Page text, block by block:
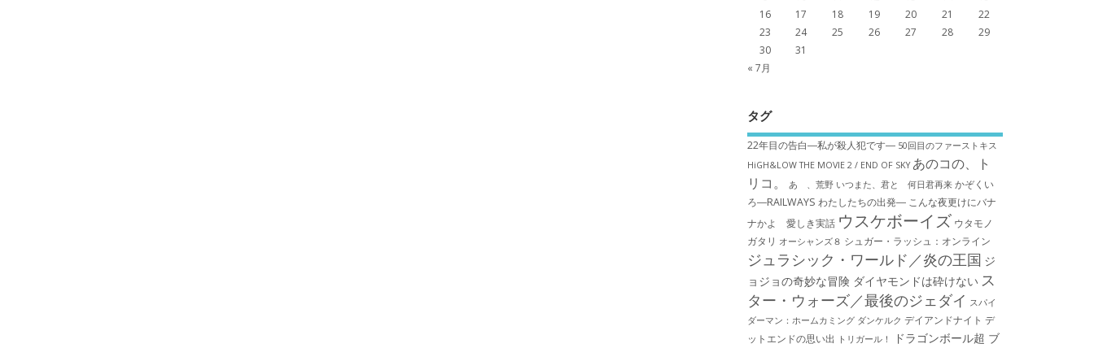
16
17 18 19 20 21
22
23
24 25 26 27 28
29
30
31
« 7月
タグ
22年目の告白―私が殺人犯です― 50回目のファーストキス
HiGH&LOW THE MOVIE 2 / END OF SKY あのコの、ト
リコ。
あゝ、荒野 いつまた、君と 何日君再来 かぞくい
ろ―RAILWAYS わたしたちの出発― こんな夜更けにバナ
ナかよ 愛しき実話 ウスケボーイズ ウタモノ
ガタリ オーシャンズ８ シュガー・ラッシュ：オ​ンライン
ジュラシック・ワールド／炎の王国 ジ
ョジョの奇妙な冒険 ダイヤモンドは砕けない ス
ター・ウォーズ／最後のジェダイ スパイ
ダーマン：ホームカミング ダンケルク デイアンドナイト デ
ットエンドの思い出
トリガール！ ドラゴンボール超 ブ